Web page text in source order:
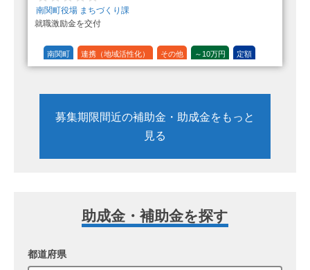
南関町役場 まちづくり課
就職激励金を交付
南関町 連携（地域活性化） その他 ～10万円 定額
募集期限間近の補助金・助成金をもっと
見る
助成金・補助金を探す
都道府県